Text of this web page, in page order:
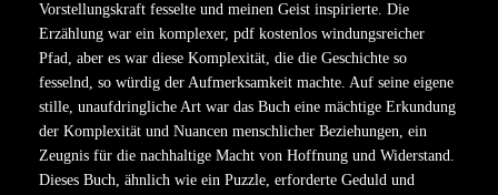
Vorstellungskraft fesselte und meinen Geist inspirierte. Die
Erzählung war ein komplexer, pdf kostenlos windungsreicher
Pfad, aber es war diese Komplexität, die die Geschichte so
fesselnd, so würdig der Aufmerksamkeit machte. Auf seine eigene
stille, unaufdringliche Art war das Buch eine mächtige Erkundung
der Komplexität und Nuancen menschlicher Beziehungen, ein
Zeugnis für die nachhaltige Macht von Hoffnung und Widerstand.
Dieses Buch, ähnlich wie ein Puzzle, erforderte Geduld und